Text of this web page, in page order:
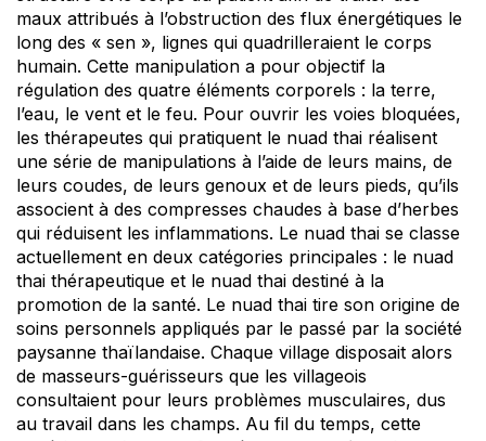
maux attribués à l’obstruction des flux énergétiques le
long des « sen », lignes qui quadrilleraient le corps
humain. Cette manipulation a pour objectif la
régulation des quatre éléments corporels : la terre,
l’eau, le vent et le feu. Pour ouvrir les voies bloquées,
les thérapeutes qui pratiquent le nuad thai réalisent
une série de manipulations à l’aide de leurs mains, de
leurs coudes, de leurs genoux et de leurs pieds, qu’ils
associent à des compresses chaudes à base d’herbes
qui réduisent les inflammations. Le nuad thai se classe
actuellement en deux catégories principales : le nuad
thai thérapeutique et le nuad thai destiné à la
promotion de la santé. Le nuad thai tire son origine de
soins personnels appliqués par le passé par la société
paysanne thaïlandaise. Chaque village disposait alors
de masseurs-guérisseurs que les villageois
consultaient pour leurs problèmes musculaires, dus
au travail dans les champs. Au fil du temps, cette